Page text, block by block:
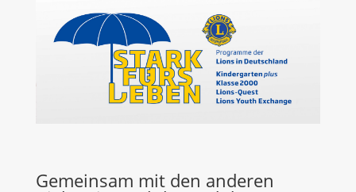
Gemeinsam mit den anderen